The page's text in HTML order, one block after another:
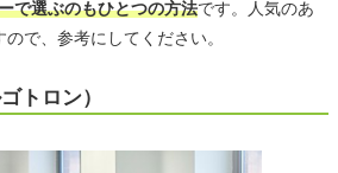
で選ぶのもひとつの方法です。人気のあ
で、参考にしてください。
トロン）